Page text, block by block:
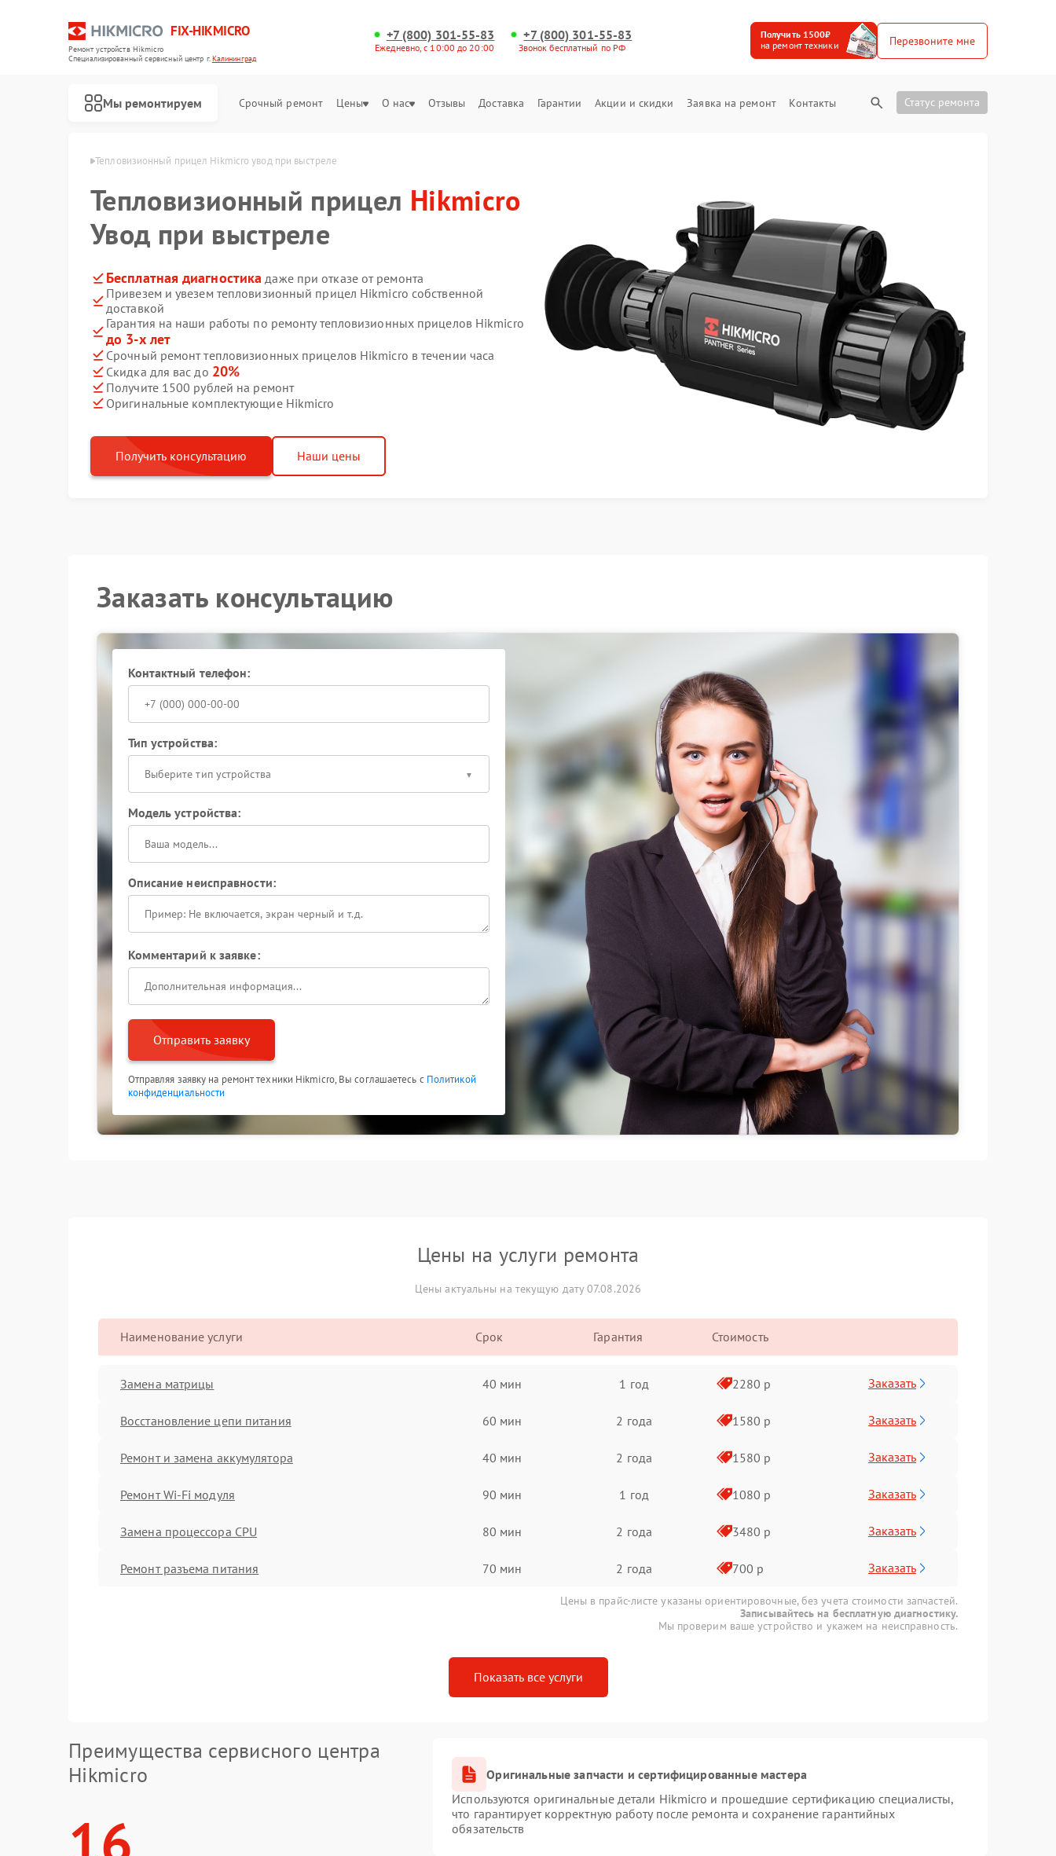
FIX-HIKMICRO
Ремонт устройств Hikmicro
Специализированный cервисный центр г.Калининград
+7 (800) 301-55-83
Ежедневно, с 10:00 до 20:00
+7 (800) 301-55-83
Звонок бесплатный по РФ
Получить 1500₽
на ремонт техники
Перезвоните мне
Мы ремонтируем Срочный ремонт Цены О нас Отзывы Доставка Гарантии Акции и скидки Заявка на ремонт Контакты Статус ремонта
в Калининграде Тепловизионный прицел Hikmicro увод при выстреле
Тепловизионный прицел Hikmicro
Увод при выстреле
Бесплатная диагностика даже при отказе от ремонта
Привезем и увезем тепловизионный прицел Hikmicro собственной
доставкой
Гарантия на наши работы по ремонту тепловизионных прицелов Hikmicro
до 3-х лет
Срочный ремонт тепловизионных прицелов Hikmicro в течении часа
Скидка для вас до 20%
Получите 1500 рублей на ремонт
Оригинальные комплектующие Hikmicro
Получить консультацию Наши цены
Заказать консультацию
Контактный телефон:
Тип устройства:
Выберите тип устройства
Модель устройства:
Описание неисправности:
Комментарий к заявке:
Отправить заявку
Отправляя заявку на ремонт техники Hikmicro, Вы соглашаетесь с Политикой
конфиденциальности
Цены на услуги ремонта
Цены актуальны на текущую дату 07.08.2026
Наименование услуги Срок Гарантия Стоимость
Замена матрицы 40 мин 1 год 2280 р Заказать
Восстановление цепи питания 60 мин 2 года 1580 р Заказать
Ремонт и замена аккумулятора 40 мин 2 года 1580 р Заказать
Ремонт Wi-Fi модуля 90 мин 1 год 1080 р Заказать
Замена процессора CPU 80 мин 2 года 3480 р Заказать
Ремонт разъема питания 70 мин 2 года 700 р Заказать
Цены в прайс-листе указаны ориентировочные, без учета стоимости запчастей.
Записывайтесь на бесплатную диагностику.
Мы проверим ваше устройство и укажем на неисправность.
Показать все услуги
Преимущества сервисного центра
Hikmicro
Оригинальные запчасти и сертифицированные мастера
Используются оригинальные детали Hikmicro и прошедшие сертификацию специалисты,
что гарантирует корректную работу после ремонта и сохранение гарантийных
обязательств